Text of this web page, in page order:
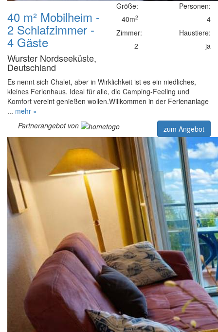
40 m² Mobilheim -
2 Schlafzimmer -
4 Gäste
Wurster Nordseeküste,
Deutschland
Größe:
40m2
Zimmer:
2
Personen:
4
Haustiere:
ja
Es nennt sich Chalet, aber in Wirklichkeit ist es ein niedliches,
kleines Ferienhaus. Ideal für alle, die Camping-Feeling und
Komfort vereint genießen wollen.Willkommen in der Ferienanlage
... mehr »
Partnerangebot von
zum Angebot